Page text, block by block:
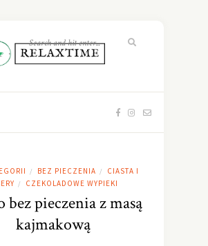
/ BEZ PIECZENIA /
CIASTA I
/ CZEKOLADOWE WYPIEKI
bez pieczenia z masą
kajmakową